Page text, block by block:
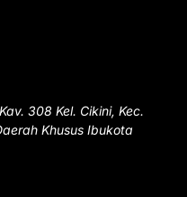
308 Kel. Cikini, Kec.
Khusus Ibukota